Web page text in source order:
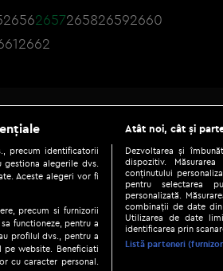
26562657265826592660
2662
Be social
Copyright © 2026 / DIGI
și condiții|Politica de confidențialitate
precum identificatorii
alegerile dvs.
Aceste alegeri vor fi
precum si furnizorii
functioneze, pentru a
profilul dvs., pentru a
pe website. Beneficiati
cu caracter personal.
Atât noi, cât și
Dezvoltarea și
dispozitiv.
conținutului
pentru selectarea
personalizată.
combinații de date
Utilizarea de date
identificarea prin
Listă parteneri